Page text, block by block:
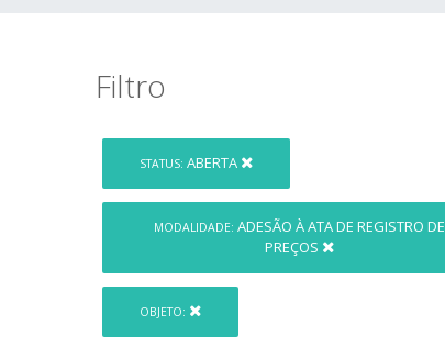
Filtro
STATUS: ABERTA
MODALIDADE: ADESÃO À ATA DE REGISTRO DE
PREÇOS
OBJETO: